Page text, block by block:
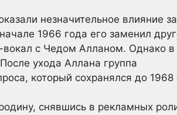
незначительное влияние за
1966 года его заменил
вокал с Чедом Алланом. Однако в
ухода Аллана группа
который сохранялся до 1968
снявшись в рекламных